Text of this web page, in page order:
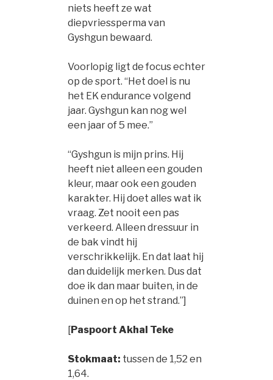
niets heeft ze wat
diepvriessperma van
Gyshgun bewaard.
Voorlopig ligt de focus echter
op de sport. “Het doel is nu
het EK endurance volgend
jaar. Gyshgun kan nog wel
een jaar of 5 mee.”
“Gyshgun is mijn prins. Hij
heeft niet alleen een gouden
kleur, maar ook een gouden
karakter. Hij doet alles wat ik
vraag. Zet nooit een pas
verkeerd. Alleen dressuur in
de bak vindt hij
verschrikkelijk. En dat laat hij
dan duidelijk merken. Dus dat
doe ik dan maar buiten, in de
duinen en op het strand.”]
[Paspoort Akhal Teke
Stokmaat: tussen de 1,52 en
1,64.